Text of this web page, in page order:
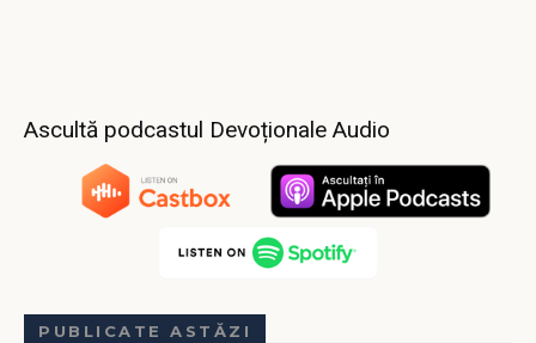
Ascultă podcastul Devoționale Audio
PUBLICATE ASTĂZI